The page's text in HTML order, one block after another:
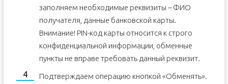
заполняем необходимые реквизиты – ФИО
получателя, данные банковской карты.
Внимание! PIN-код карты относится к строго
конфиденциальной информации, обменные
пункты не вправе требовать данный реквизит.
Подтверждаем операцию кнопкой «Обменять».